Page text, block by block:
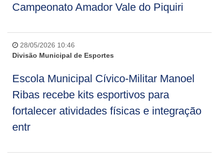
Campeonato Amador Vale do Piquiri
28/05/2026 10:46
Divisão Municipal de Esportes
Escola Municipal Cívico-Militar Manoel
Ribas recebe kits esportivos para
fortalecer atividades físicas e integração
entr